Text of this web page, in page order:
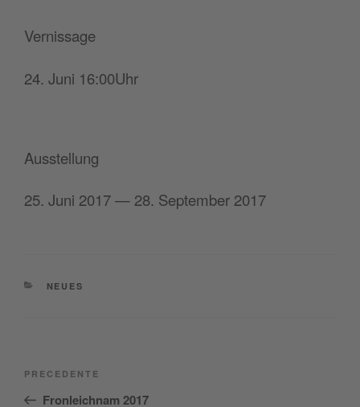
Ver­nis­sa­ge
24. Juni 16:00Uhr
Aus­stel­lung
25. Juni 2017 — 28. Sep­tem­ber 2017
CATEGORIE
NEUES
Navigazione
Articolo
precedente:
PRECEDENTE
Fronleichnam 2017